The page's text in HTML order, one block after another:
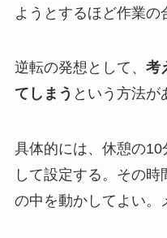
ようとするほど作業の
逆転の発想として、 考
てしまう という方法が
具体的には、休憩の10
して設定する。その
の中を動かしてよい。